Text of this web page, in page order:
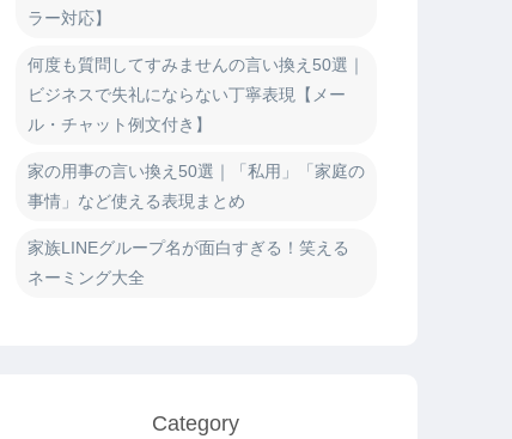
ラー対応】
何度も質問してすみませんの言い換え50選｜
ビジネスで失礼にならない丁寧表現【メー
ル・チャット例文付き】
家の用事の言い換え50選｜「私用」「家庭の
事情」など使える表現まとめ
家族LINEグループ名が面白すぎる！笑える
ネーミング大全
Category